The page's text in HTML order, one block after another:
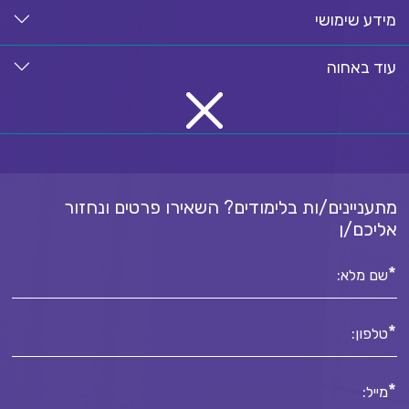
מידע שימושי
עוד באחוה
מתעניינים/ות בלימודים? השאירו פרטים ונחזור
אליכם/ן
שם מלא:*
טלפון:*
מייל:*